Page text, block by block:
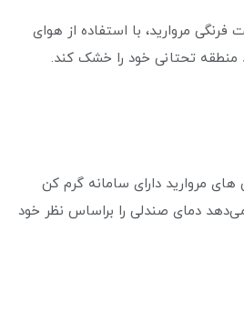
مروارید، با استفاده از هوای
منطقه تحتانی خود را خشک کند.
مروارید دارای سامانه گرم کن
دمای صندلی را براساس نظر خود